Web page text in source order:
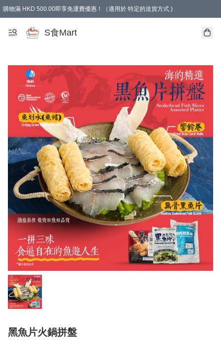
購物滿 HKD 500.00即享免運費優惠！（適用於 特定的送貨方式 )
S食Mart
黑魚片火鍋拼盤